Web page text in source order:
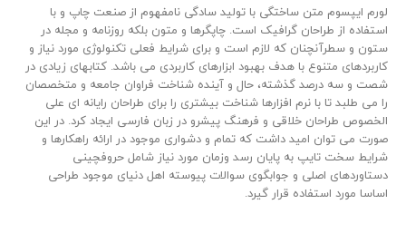
لورم ایپسوم متن ساختگی با تولید سادگی نامفهوم از صنعت چاپ و با
استفاده از طراحان گرافیک است. چاپگرها و متون بلکه روزنامه و مجله در
ستون و سطرآنچنان که لازم است و برای شرایط فعلی تکنولوژی مورد نیاز و
کاربردهای متنوع با هدف بهبود ابزارهای کاربردی می باشد. کتابهای زیادی در
شصت و سه درصد گذشته، حال و آینده شناخت فراوان جامعه و متخصصان
را می طلبد تا با نرم افزارها شناخت بیشتری را برای طراحان رایانه ای علی
الخصوص طراحان خلاقی و فرهنگ پیشرو در زبان فارسی ایجاد کرد. در این
صورت می توان امید داشت که تمام و دشواری موجود در ارائه راهکارها و
شرایط سخت تایپ به پایان رسد وزمان مورد نیاز شامل حروفچینی
دستاوردهای اصلی و جوابگوی سوالات پیوسته اهل دنیای موجود طراحی
اساسا مورد استفاده قرار گیرد.